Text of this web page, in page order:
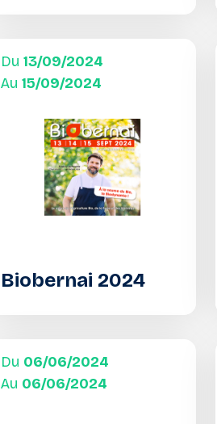
Du 13/09/2024
Au 15/09/2024
Biobernai 2024
Du 06/06/2024
Au 06/06/2024